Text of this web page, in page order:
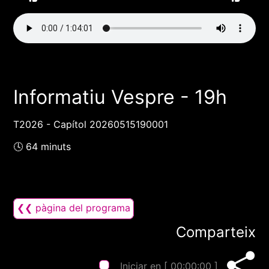
Informatiu Vespre - 19h
T2026 - Capítol 20260515190001
🕓 64 minuts
❮❮ pàgina del programa
Comparteix
Iniciar en [ 00:00:00 ]